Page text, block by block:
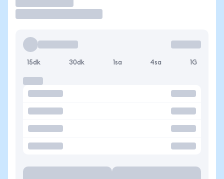
15dk 30dk 1sa 4sa 1G